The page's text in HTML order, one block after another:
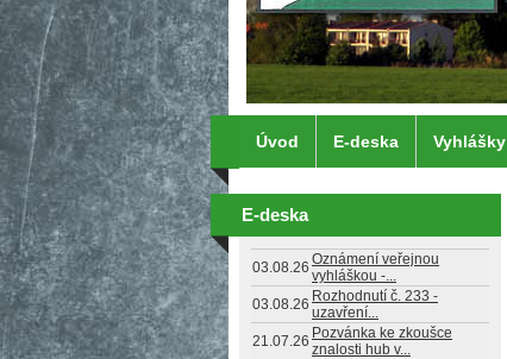
Úvod E-deska Vyhlášky
E-deska
03.08.26 Oznámení veřejnou
vyhláškou -...
03.08.26 Rozhodnutí č. 233 -
uzavření...
21.07.26 Pozvánka ke zkoušce
znalosti hub v...